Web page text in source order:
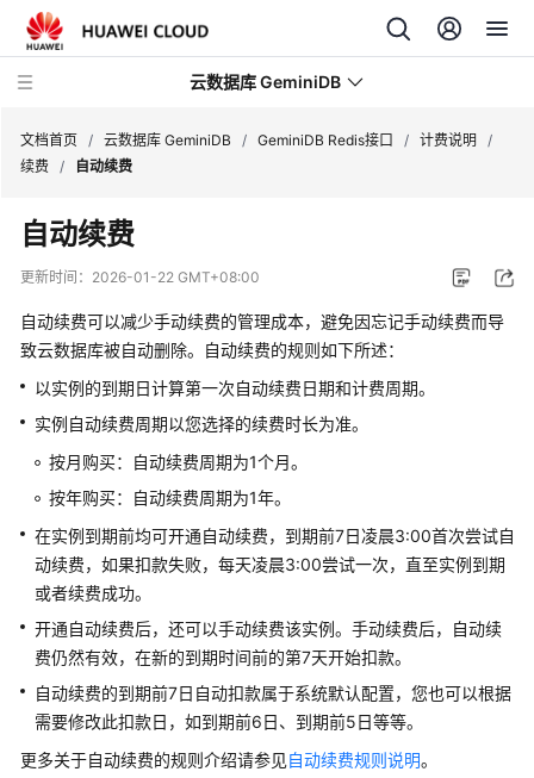
云数据库 GeminiDB
新
动
服
公
告
品
介
绍
Redis
接
口
产
文档首页 / 云数据库 GeminiDB / GeminiDB Redis接口 / 计费说明
/
续费
/ 自动续费
自动续费
更新时间： 2026-01-22 GMT+08:00
自动续费可以减少手动续费的管理成本，避免因忘记手动续费而导
致云数据库被自动删除。自动续费的规则如下所述：
以实例的到期日计算第一次自动续费日期和计费周期。
实例自动续费周期以您选择的续费时长为准。
按月购买：自动续费周期为1个月。
按年购买：自动续费周期为1年。
在实例到期前均可开通自动续费，到期前7日凌晨3:00首次尝试自
动续费，如果扣款失败，每天凌晨3:00尝试一次，直至实例到期
或者续费成功。
开通自动续费后，还可以手动续费该实例。手动续费后，自动续
费仍然有效，在新的到期时间前的第7天开始扣款。
自动续费的到期前7日自动扣款属于系统默认配置，您也可以根据
需要修改此扣款日，如到期前6日、到期前5日等等。
更多关于自动续费的规则介绍请参见自动续费规则说明。